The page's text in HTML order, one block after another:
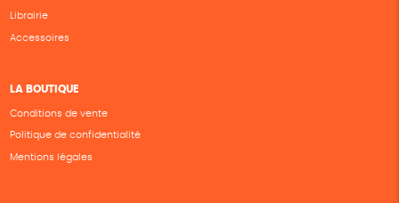
Librairie
Accessoires
LA BOUTIQUE
Conditions de vente
Politique de confidentialité
Mentions légales